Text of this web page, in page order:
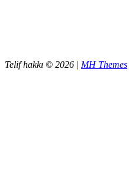
Telif hakkı © 2026 | MH Themes